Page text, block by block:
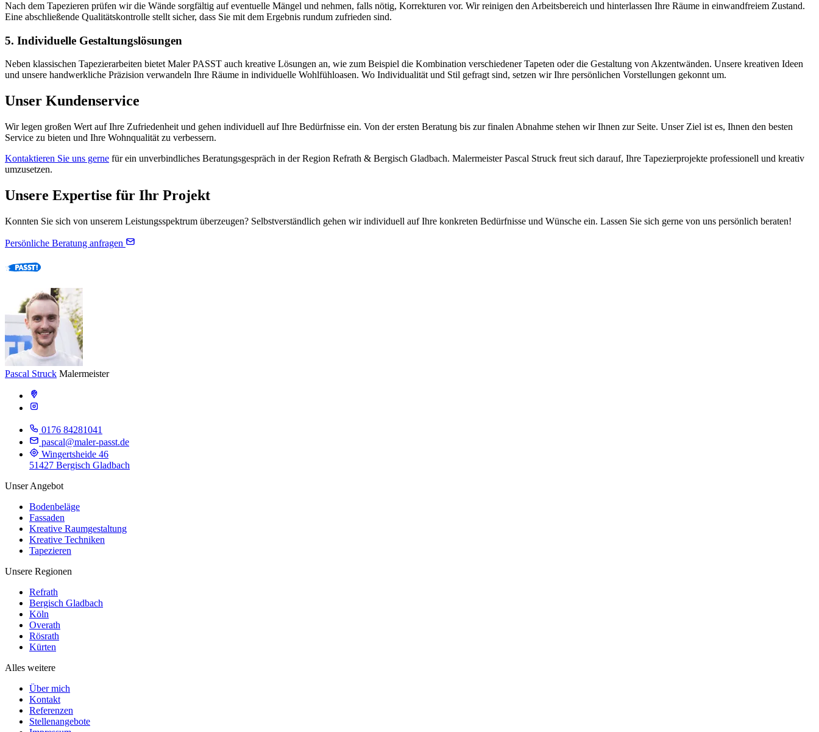
Nach dem Tapezieren prüfen wir die Wände sorgfältig auf eventuelle Mängel und nehmen, falls nötig, Korrekturen vor. Wir reinigen den Arbeitsbereich und hinterlassen Ihre Räume in einwandfreiem Zustand.
Eine abschließende Qualitätskontrolle stellt sicher, dass Sie mit dem Ergebnis rundum zufrieden sind.
5. Individuelle Gestaltungslösungen
Neben klassischen Tapezierarbeiten bietet Maler PASST auch kreative Lösungen an, wie zum Beispiel die Kombination verschiedener Tapeten oder die Gestaltung von Akzentwänden. Unsere kreativen Ideen
und unsere handwerkliche Präzision verwandeln Ihre Räume in individuelle Wohlfühloasen. Wo Individualität und Stil gefragt sind, setzen wir Ihre persönlichen Vorstellungen gekonnt um.
Unser Kundenservice
Wir legen großen Wert auf Ihre Zufriedenheit und gehen individuell auf Ihre Bedürfnisse ein. Von der ersten Beratung bis zur finalen Abnahme stehen wir Ihnen zur Seite. Unser Ziel ist es, Ihnen den besten
Service zu bieten und Ihre Wohnqualität zu verbessern.
Kontaktieren Sie uns gerne für ein unverbindliches Beratungsgespräch in der Region Refrath & Bergisch Gladbach. Malermeister Pascal Struck freut sich darauf, Ihre Tapezierprojekte professionell und kreativ
umzusetzen.
Unsere Expertise für Ihr Projekt
Konnten Sie sich von unserem Leistungsspektrum überzeugen? Selbstverständlich gehen wir individuell auf Ihre konkreten Bedürfnisse und Wünsche ein. Lassen Sie sich gerne von uns persönlich beraten!
Persönliche Beratung anfragen
Pascal Struck Malermeister
0176 84281041
pascal@maler-passt.de
Wingertsheide 46
51427 Bergisch Gladbach
Unser Angebot
Bodenbeläge
Fassaden
Kreative Raumgestaltung
Kreative Techniken
Tapezieren
Unsere Regionen
Refrath
Bergisch Gladbach
Köln
Overath
Rösrath
Kürten
Alles weitere
Über mich
Kontakt
Referenzen
Stellenangebote